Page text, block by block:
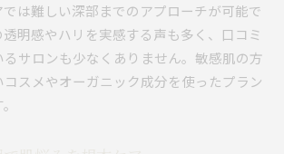
は難しい深部までのアプローチが可能で
明感やハリを実感する声も多く、口コミ
サロンも少なくありません。敏感肌の方
スメやオーガニック成分を使ったプラン